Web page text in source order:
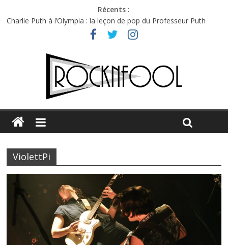
Récents :
Charlie Puth à l’Olympia : la leçon de pop du Professeur Puth
Festival Triptyque : un nouveau festival de musique indépendant
Hellfest 2026 vendredi : température et émotions en hausse
Hellfest 2026 jeudi : impossible de choisir entre chaleur et bonne
Première édition du Midgard Festival : entre bière, métal et
ViolettPi